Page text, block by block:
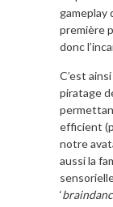
gameplay
première
donc
C’est
piratage
efficient
notre
aussi la
‘